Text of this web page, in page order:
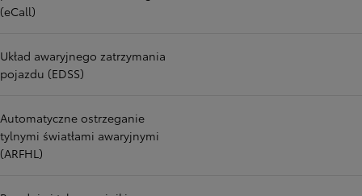
(eCall)
Układ awaryjnego zatrzymania
pojazdu (EDSS)
Automatyczne ostrzeganie
tylnymi światłami awaryjnymi
(ARFHL)